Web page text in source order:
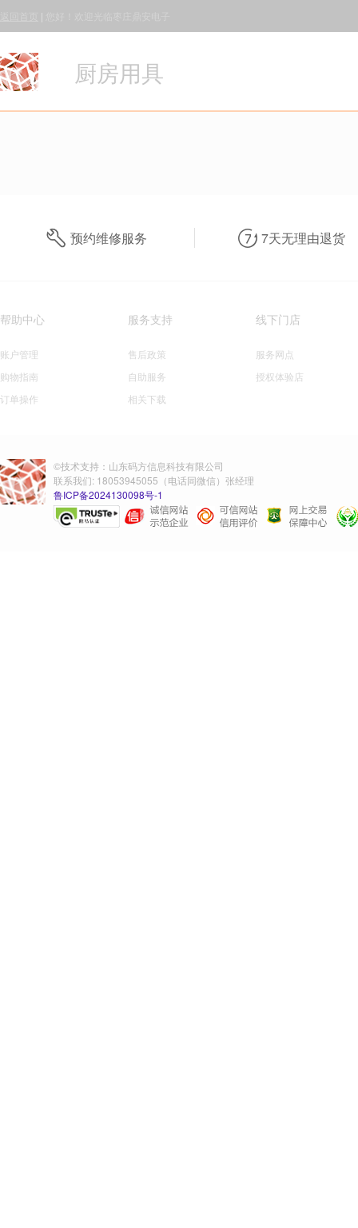
|
厨房用具
预约维修服务 7天无理由退货
帮助中心
账户管理
购物指南
订单操作
服务支持
售后政策
自助服务
相关下载
线下门店
服务网点
授权体验店
©技术支持：山东码方信息科技有限公司
联系我们: 18053945055（电话同微信）张经理
鲁ICP备2024130098号-1